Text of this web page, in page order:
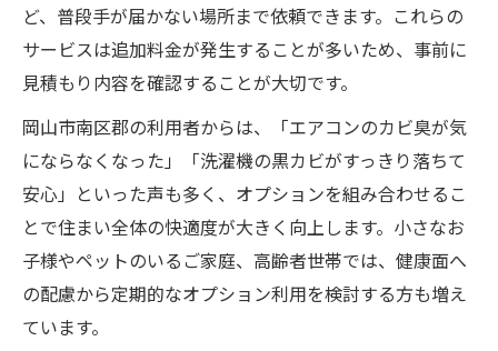
ど、普段手が届かない場所まで依頼できます。これらの
サービスは追加料金が発生することが多いため、事前に
見積もり内容を確認することが大切です。
岡山市南区郡の利用者からは、「エアコンのカビ臭が気
にならなくなった」「洗濯機の黒カビがすっきり落ちて
安心」といった声も多く、オプションを組み合わせるこ
とで住まい全体の快適度が大きく向上します。小さなお
子様やペットのいるご家庭、高齢者世帯では、健康面へ
の配慮から定期的なオプション利用を検討する方も増え
ています。